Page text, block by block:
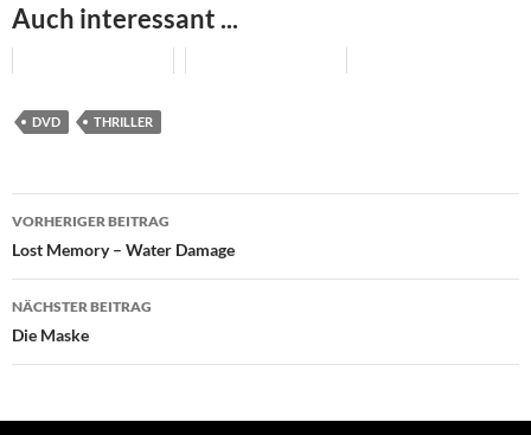
Auch interessant ...
DVD THRILLER
Beitragsnavigation
VORHERIGER BEITRAG
Lost Memory – Water Damage
NÄCHSTER BEITRAG
Die Maske